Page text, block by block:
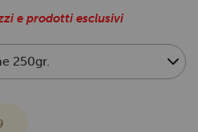
e prodotti esclusivi